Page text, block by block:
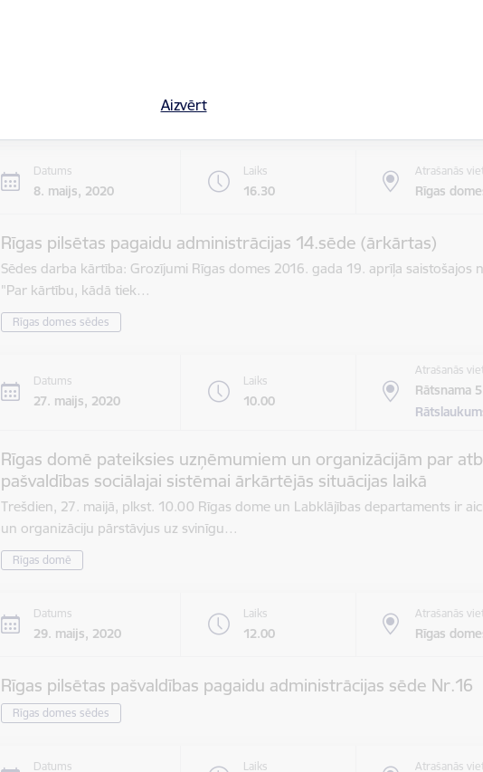
Aizvērt
Darba kārtība: 1. Par nekustamā īpašuma nodokļa samaksas termiņa
Datums
8. maijs, 2020
Laiks
16.30
Atrašanās
Rīgas
Rīgas pilsētas pagaidu administrācijas 14.sēde (ārkārtas)
Sēdes darba kārtība: Grozījumi Rīgas domes 2016. gada 19. aprīļa saistošajos
"Par kārtību, kādā tiek…
Rīgas domes sēdes
Datums
27. maijs, 2020
Laiks
10.00
Atrašanās
Rātsnama
Rīgas domē pateiksies uzņēmumiem un organizācijām par
pašvaldības sociālajai sistēmai ārkārtējās situācijas laikā
Trešdien, 27. maijā, plkst. 10.00 Rīgas dome un Labklājības departaments ir
un organizāciju pārstāvjus uz svinīgu…
Rīgas domē
Datums
29. maijs, 2020
Laiks
12.00
Atrašanās
Rīgas
Rīgas pilsētas pašvaldības pagaidu administrācijas sēde Nr.16
Rīgas domes sēdes
Datums Laiks Atrašanās